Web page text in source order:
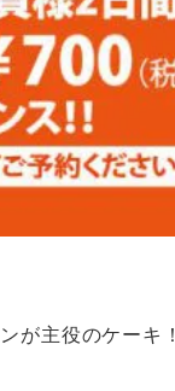
が主役のケーキ！